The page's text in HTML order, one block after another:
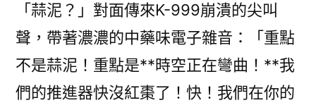
「蒜泥？」對面傳來K-999崩潰的尖叫
聲，帶著濃濃的中藥味電子雜音：「重點
不是蒜泥！重點是**時空正在彎曲！**我
們的推進器快沒紅棗了！快！我們在你的